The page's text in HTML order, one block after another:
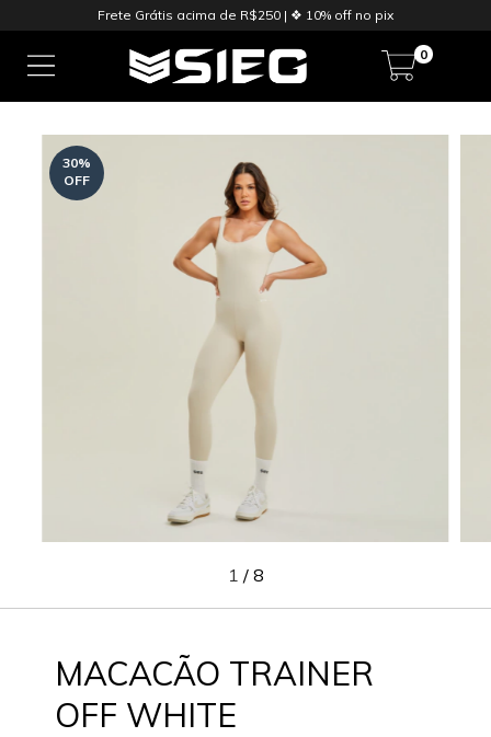
Frete Grátis acima de R$250 | ❖ 10% off no pix
0
30%
OFF
1 / 8
MACACÃO TRAINER
OFF WHITE